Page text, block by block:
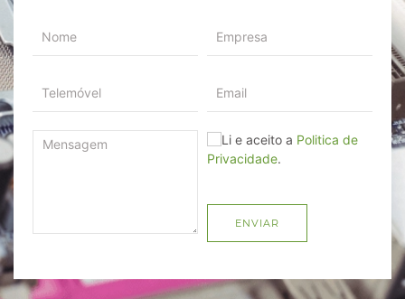
Li e aceito a Politica de
Privacidade.
ENVIAR